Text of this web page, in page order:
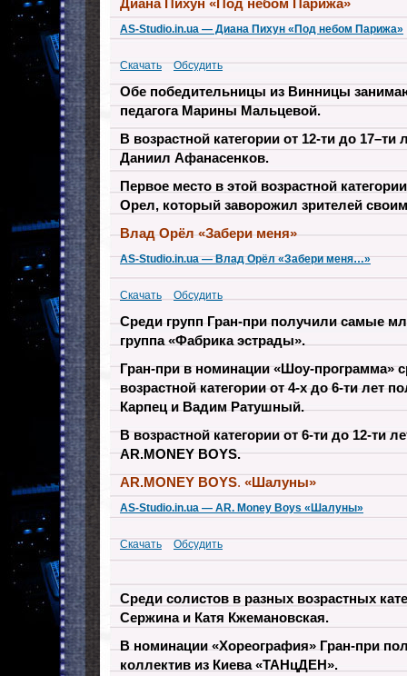
Диана Пихун «Под небом Парижа»
AS-Studio.in.ua — Диана Пихун «Под небом Парижа»
Скачать Обсудить
Обе победительницы из Винницы
педагога Марины Мальцевой.
В возрастной категории от 12-ти до 17–ти
Даниил Афанасенков.
Первое место в этой возрастной
Орел, который заворожил зрителей
Влад Орёл «Забери меня»
AS-Studio.in.ua — Влад Орёл «Забери меня…»
Скачать Обсудить
Среди групп Гран-при получили самые
группа «Фабрика эстрады».
Гран-при в номинации «Шоу-программа»
возрастной категории от 4-х до 6-ти лет
Карпец и Вадим Ратушный.
В возрастной категории от 6-ти до 12-ти
AR.MONEY BOYS.
AR.MONEY BOYS. «Шалуны»
AS-Studio.in.ua — AR. Money Boys «Шалуны»
Скачать Обсудить
Cреди солистов в разных возрастных
Сержина и Катя Кжемановская.
В номинации «Хореография» Гран-при
коллектив из Киева «ТАНцДЕН».